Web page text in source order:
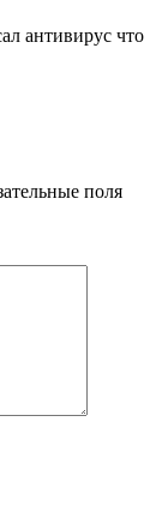
антивирус что
поля